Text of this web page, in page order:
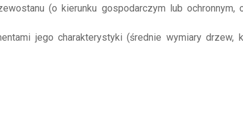
(o kierunku gospodarczym lub
jego charakterystyki (średnie wymiary drzew,